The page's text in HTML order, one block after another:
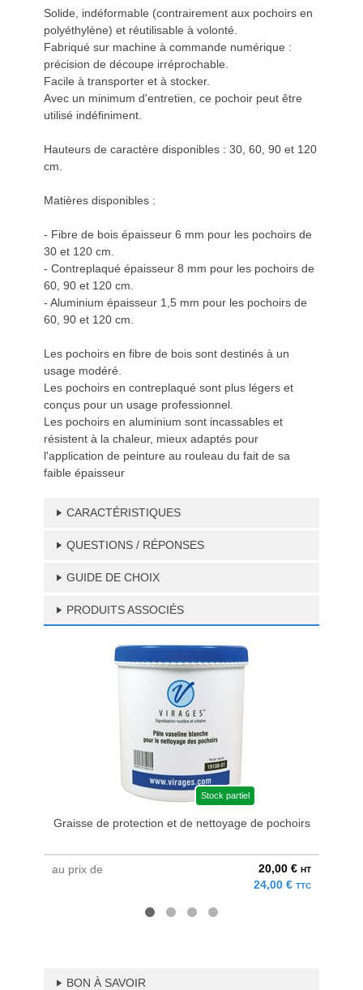
Solide, indéformable (contrairement aux pochoirs en
polyéthylène) et réutilisable à volonté.
Fabriqué sur machine à commande numérique :
précision de découpe irréprochable.
Facile à transporter et à stocker.
Avec un minimum d'entretien, ce pochoir peut être
utilisé indéfiniment.
Hauteurs de caractère disponibles : 30, 60, 90 et 120
cm.
Matières disponibles :
- Fibre de bois épaisseur 6 mm pour les pochoirs de
30 et 120 cm.
- Contreplaqué épaisseur 8 mm pour les pochoirs de
60, 90 et 120 cm.
- Aluminium épaisseur 1,5 mm pour les pochoirs de
60, 90 et 120 cm.
Les pochoirs en fibre de bois sont destinés à un
usage modéré.
Les pochoirs en contreplaqué sont plus légers et
conçus pour un usage professionnel.
Les pochoirs en aluminium sont incassables et
résistent à la chaleur, mieux adaptés pour
l'application de peinture au rouleau du fait de sa
faible épaisseur
CARACTÉRISTIQUES
QUESTIONS / RÉPONSES
GUIDE DE CHOIX
PRODUITS ASSOCIÉS
Stock partiel
Graisse de protection et de nettoyage de pochoirs
au prix de 20,00 € HT
24,00 € TTC
BON À SAVOIR